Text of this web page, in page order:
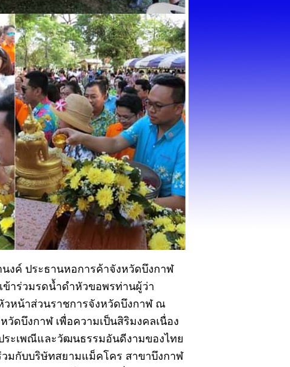
ค์ ประธานหอการค้าจังหวัดบึงกาฬ
าร่วมรดน้ำดำหัวขอพรท่านผู้ว่า
วหน้าส่วนราชการจังหวัดบึงกาฬ ณ
ดบึงกาฬ เพื่อความเป็นสิริมงคลเนื่อง
ระเพณีและวัฒนธรรมอันดีงามของไทย
มกับบริษัทสยามแม็คโคร สาขาบึงกาฬ